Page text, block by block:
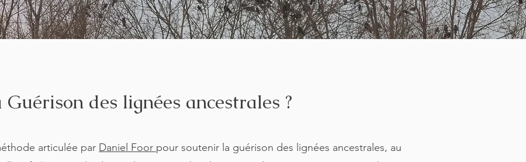
des lignées ancestrales ?
articulée par Daniel Foor pour soutenir la guérison des lignées ancestrales, au